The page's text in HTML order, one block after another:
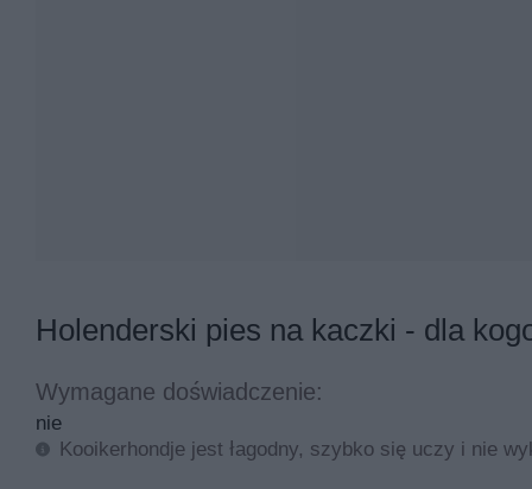
Holenderski pies na kaczki - dla
Wymagane doświadczenie:
nie
Kooikerhondje jest łagodny, szybko się uczy i nie